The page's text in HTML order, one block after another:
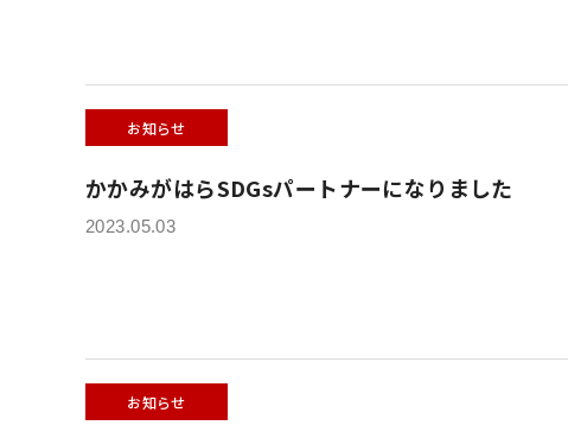
お知らせ
かかみがはらSDGsパートナーになりました
2023.05.03
お知らせ